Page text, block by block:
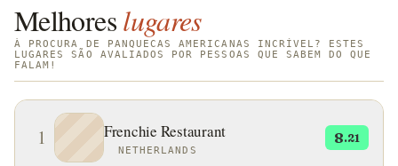
ovos fritos, bacon ou salsichas. Na América, existem
algumas variedades de panquecas, e as mais
populares são as johnnycakes (feitas de fubá frito) e
as panquecas silver dollar (menores que as
panquecas normais). Originalmente, as panquecas
eram um símbolo do sol e desempenhavam um papel
Melhoreslugares
À PROCURA DE PANQUECAS AMERICANAS INCRÍVEL? ESTES
LUGARES SÃO AVALIADOS POR PESSOAS QUE SABEM DO QUE
FALAM!
1 Frenchie Restaurant
NETHERLANDS
8.21